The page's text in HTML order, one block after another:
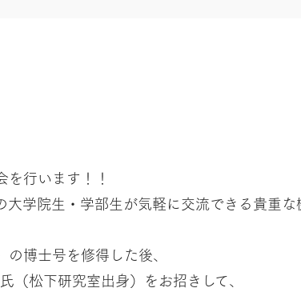
行います！！
学院生・学部生が気軽に交流できる貴重な
博士号を修得した後、
松下研究室出身）をお招きして、